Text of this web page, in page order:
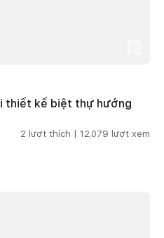
thiết kế biệt thự hướng
2 lượt thích | 12.079 lượt xem